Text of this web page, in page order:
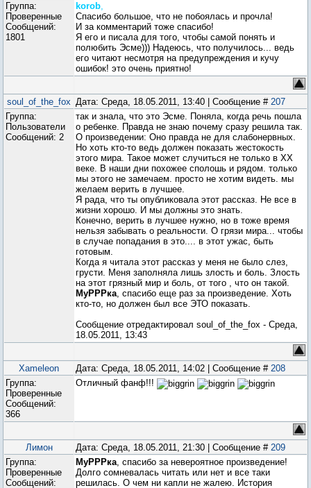
Группа:
Проверенные
Сообщений:
1801
korob,
Cпасибо большое, что не побоялась и прочла!
И за комментарий тоже спасибо!
Я его и писала для того, чтобы самой понять и
полюбить Эсме))) Надеюсь, что получилось... ведь
его читают несмотря на предупреждения и кучу
ошибок! это очень приятно!
soul_of_the_fox Дата: Среда, 18.05.2011, 13:40 | Сообщение # 207
Группа:
Пользователи
Сообщений: 2
так и знала, что это Эсме. Поняла, когда речь пошла
о ребенке. Правда не знаю почему сразу решила так.
О произведении: Оно правда не для слабонервных.
Но хоть кто-то ведь должен показать жестокость
этого мира. Такое может случиться не только в ХХ
веке. В наши дни похожее сполошь и рядом. только
мы этого не замечаем. просто не хотим видеть. мы
желаем верить в лучшее.
Я рада, что ты опубликовала этот рассказ. Не все в
жизни хорошо. И мы должны это знать.
Конечно, верить в лучшее нужно, но в тоже время
нельзя забывать о реальности. О грязи мира... чтобы
в случае попадания в это.... в этот ужас, быть
готовым.
Когда я читала этот рассказ у меня не было слез,
грусти. Меня заполняла лишь злость и боль. Злость
на этот грязный мир и боль, от того , что он такой.
МуРРРка, спасибо еще раз за произведение. Хоть
кто-то, но должен был все ЭТО показать.
Сообщение отредактировал soul_of_the_fox - Среда,
18.05.2011, 13:43
Xameleon Дата: Среда, 18.05.2011, 14:02 | Сообщение # 208
Группа:
Проверенные
Сообщений:
366
Отличный фанф!!!
Лимон Дата: Среда, 18.05.2011, 21:30 | Сообщение # 209
Группа:
Проверенные
Сообщений:
МуРРРка, спасибо за невероятное произведение!
Долго сомневалась читать или нет и все таки
решилась. О чем ни капли не жалею. История